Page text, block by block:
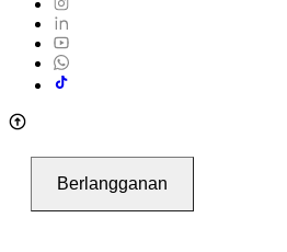
Berlangganan